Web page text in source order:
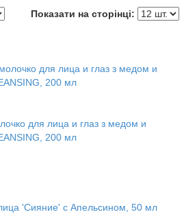
Показати на сторінці:
для лица и глаз з медом и
200 мл